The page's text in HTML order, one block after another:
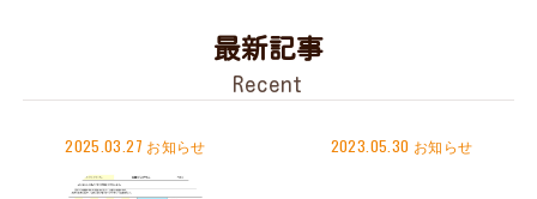
最新記事
Recent
2025.03.27 お知らせ 2023.05.30 お知らせ